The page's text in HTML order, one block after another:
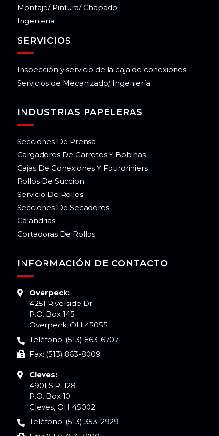
Montaje/ Pintura/ Chapado
Ingeniería
SERVICIOS
Inspección y servicio de la caja de conexiones
Servicios de Mecanizado/ Ingeniería
INDUSTRIAS PAPELERAS
Secciones De Prensa
Cargadores De Carretes Y Bobinas
Cajas De Conexiones Y Fourdriniers
Rollos De Succion
Servicio De Rollos
Secciones De Secadores
Calandrias
Cortadoras De Rollos
INFORMACIÓN DE CONTACTO
Overpeck:
4251 Riverside Dr.
P.O. Box 145
Overpeck, OH 45055
Teléfono: (513) 863-6707
Fax: (513) 863-8009
Cleves:
4901 S.R. 128
P.O. Box 10
Cleves, OH 45002
Teléfono: (513) 353-2929